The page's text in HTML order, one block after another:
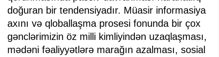
doğuran bir tendensiyadır. Müasir informasiya
axını və qloballaşma prosesi fonunda bir çox
gənclərimizin öz milli kimliyindən uzaqlaşması,
mədəni fəaliyyətlərə marağın azalması, sosial